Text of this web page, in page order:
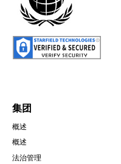
圖
片
Footer
集团
概述
概述
法治管理